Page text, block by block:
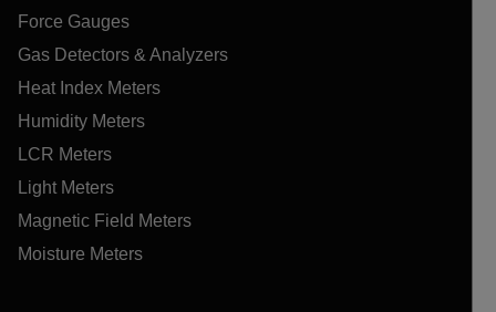
Force Gauges
Gas Detectors & Analyzers
Heat Index Meters
Humidity Meters
LCR Meters
Light Meters
Magnetic Field Meters
Moisture Meters